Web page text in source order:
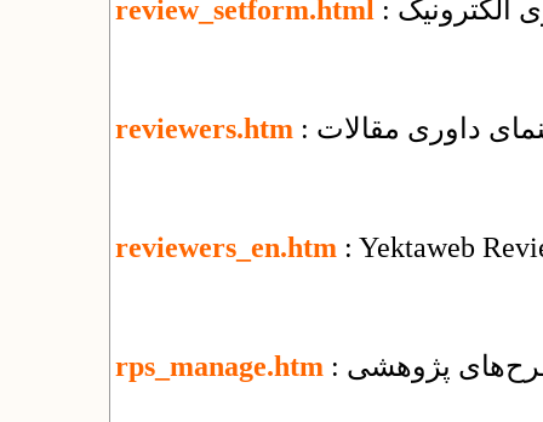
review_setform.html الکترونیک
reviewers.htm داوری مقالات
reviewers_en.htm : Yektaweb
rps_manage.htm پژوهشی